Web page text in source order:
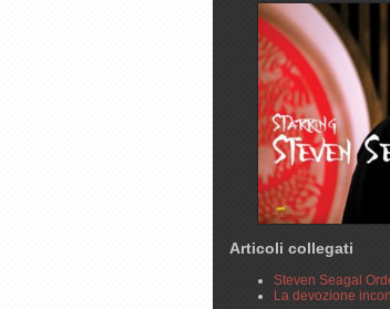
Articoli collegati
Steven Seagal
La devozione